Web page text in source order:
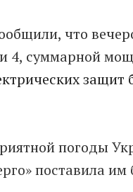
что
4, суммарной
защит
погоды
поставила им